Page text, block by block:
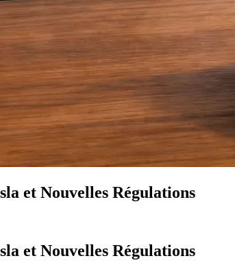
et Nouvelles Régulations
et Nouvelles Régulations